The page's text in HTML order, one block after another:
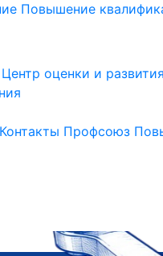
Повышение
Центр оценки и
Контакты Профсоюз